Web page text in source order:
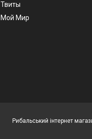
Твиты
Мой Мир